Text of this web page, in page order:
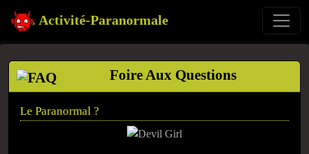
Activité-Paranormale
Foire Aux Questions
Le Paranormal ?